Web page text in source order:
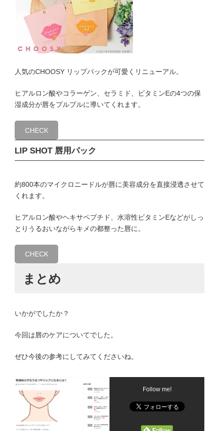
人気のCHOOSY リップパックが可愛くリニューアル。
ヒアルロン酸やコラーゲン、セラミド、ビタミンEの4つの保
湿成分が唇をプルプルに導いてくれます。
CHECK
LIP SHOT 唇用パック
約800本のマイクロニードルが唇に美容成分を直接浸透させて
くれます。
ヒアルロン酸やヘキサペプチド、水溶性ビタミンEなどがしっ
とりうるおいながらキメの都整った唇に。
CHECK
まとめ
いかがでしたか？
今回は唇のケアについてでした。
ぜひ今後の参考にしてみてくださいね。
Follow me!